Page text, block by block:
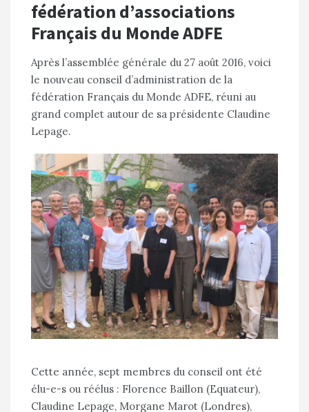
fédération d’associations
Français du Monde ADFE
Après l’assemblée générale du 27 août 2016, voici
le nouveau conseil d’administration de la
fédération Français du Monde ADFE, réuni au
grand complet autour de sa présidente Claudine
Lepage.
Cette année, sept membres du conseil ont été
élu-e-s ou réélus : Florence Baillon (Equateur),
Claudine Lepage, Morgane Marot (Londres),